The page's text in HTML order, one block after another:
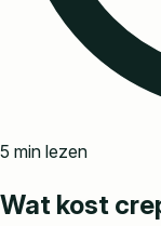
5 min lezen
Wat kost